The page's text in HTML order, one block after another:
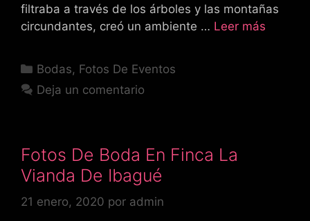
filtraba a través de los árboles y las montañas
circundantes, creó un ambiente … Leer más
Categorías
Bodas, Fotos De Eventos
Deja un comentario
Fotos De Boda En Finca La
Vianda De Ibagué
21 enero, 2020 por admin